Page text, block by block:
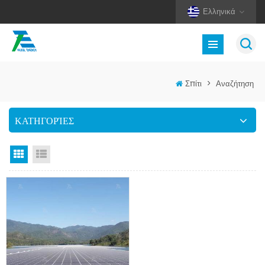
Ελληνικά
Σπίτι > Αναζήτηση
ΚΑΤΗΓΟΡΊΕΣ
Προβολή πλέγματος